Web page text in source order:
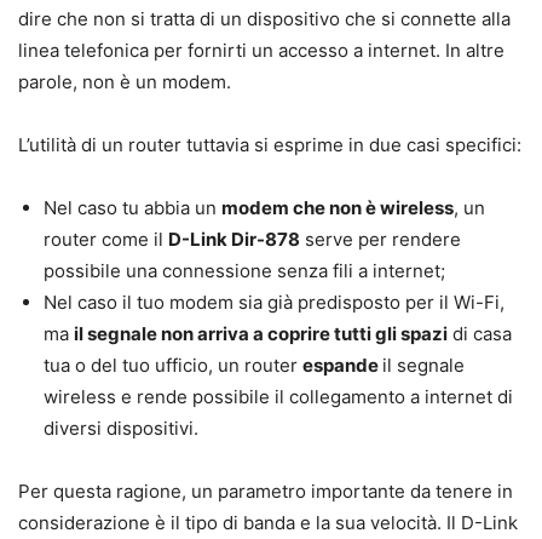
dire che non si tratta di un dispositivo che si connette alla
linea telefonica per fornirti un accesso a internet. In altre
parole, non è un modem.
L’utilità di un router tuttavia si esprime in due casi specifici:
Nel caso tu abbia un modem che non è wireless, un
router come il D-Link Dir-878 serve per rendere
possibile una connessione senza fili a internet;
Nel caso il tuo modem sia già predisposto per il Wi-Fi,
ma il segnale non arriva a coprire tutti gli spazi di casa
tua o del tuo ufficio, un router espande il segnale
wireless e rende possibile il collegamento a internet di
diversi dispositivi.
Per questa ragione, un parametro importante da tenere in
considerazione è il tipo di banda e la sua velocità. Il D-Link